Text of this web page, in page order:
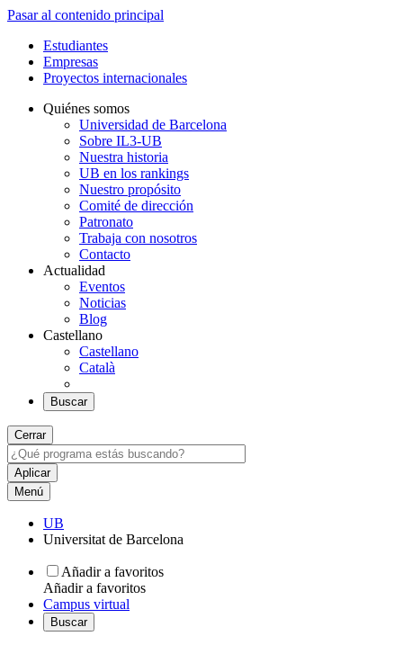
Pasar al contenido principal
Estudiantes
Empresas
Proyectos internacionales
Quiénes somos
Universidad de Barcelona
Sobre IL3-UB
Nuestra historia
UB en los rankings
Nuestro propósito
Comité de dirección
Patronato
Trabaja con nosotros
Contacto
Actualidad
Eventos
Noticias
Blog
Castellano
Castellano
Català
Buscar
Cerrar
Menú
UB
Universitat de Barcelona
Añadir a favoritos
Añadir a favoritos
Campus virtual
Buscar